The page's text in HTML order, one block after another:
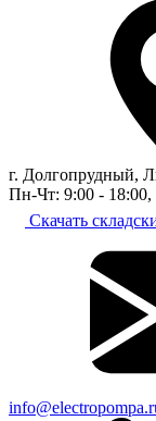
г. Долгопрудный,
Пн-Чт: 9:00 - 18:00,
Скачать